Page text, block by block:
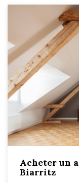
Acheter un
Biarritz